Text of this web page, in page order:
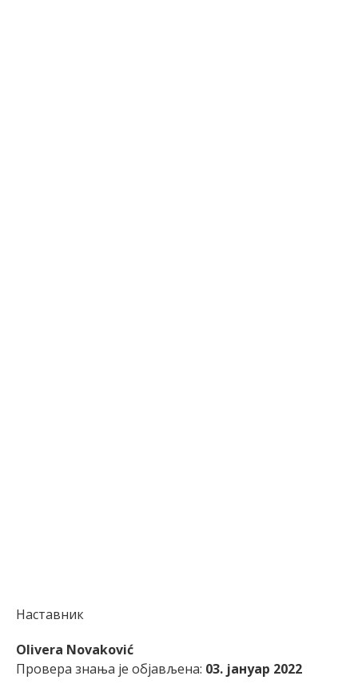
Наставник
Olivera Novaković
Провера знања је објављена: 03. јануар 2022